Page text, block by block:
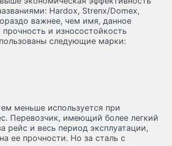
Hardox, Strenx/Domex,
важнее, чем имя, данное
и износостойкость
следующие марки:
меньше используется при
Перевозчик, имеющий более легкий
рейс и весь период эксплуатации,
ее прочности. Но за сталь с